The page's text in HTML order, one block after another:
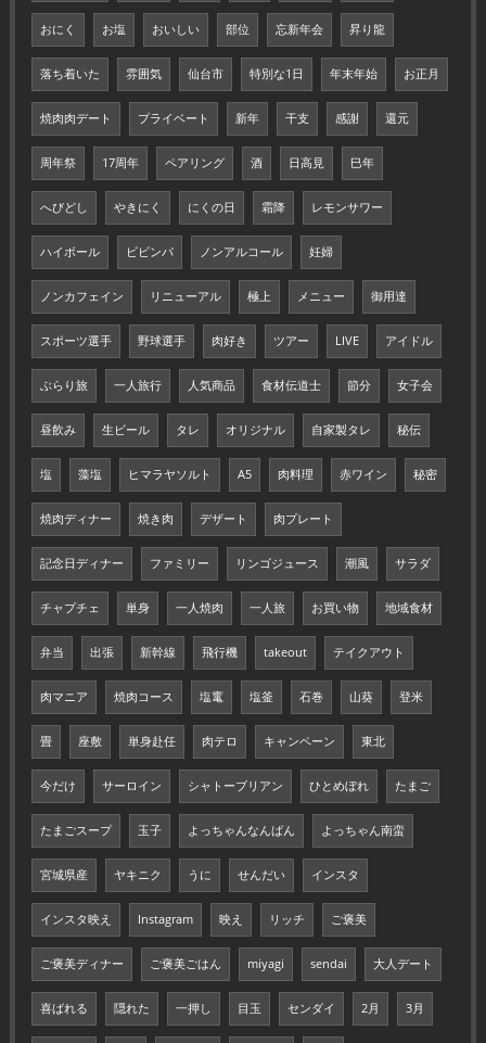
おにく お塩 おいしい 部位 忘新年会 昇り龍
落ち着いた 雰囲気 仙台市 特別な1日 年末年始 お正月
焼肉肉デート プライベート 新年 干支 感謝 還元
周年祭 17周年 ペアリング 酒 日高見 巳年
へびどし やきにく にくの日 霜降 レモンサワー
ハイボール ビビンパ ノンアルコール 妊婦
ノンカフェイン リニューアル 極上 メニュー 御用達
スポーツ選手 野球選手 肉好き ツアー LIVE アイドル
ぶらり旅 一人旅行 人気商品 食材伝道士 節分 女子会
昼飲み 生ビール タレ オリジナル 自家製タレ 秘伝
塩 藻塩 ヒマラヤソルト A5 肉料理 赤ワイン 秘密
焼肉ディナー 焼き肉 デザート 肉プレート
記念日ディナー ファミリー リンゴジュース 潮風 サラダ
チャプチェ 単身 一人焼肉 一人旅 お買い物 地域食材
弁当 出張 新幹線 飛行機 takeout テイクアウト
肉マニア 焼肉コース 塩竃 塩釜 石巻 山葵 登米
畳 座敷 単身赴任 肉テロ キャンペーン 東北
今だけ サーロイン シャトーブリアン ひとめぼれ たまご
たまごスープ 玉子 よっちゃんなんばん よっちゃん南蛮
宮城県産 ヤキニク うに せんだい インスタ
インスタ映え Instagram 映え リッチ ご褒美
ご褒美ディナー ご褒美ごはん miyagi sendai 大人デート
喜ばれる 隠れた 一押し 目玉 センダイ 2月 3月